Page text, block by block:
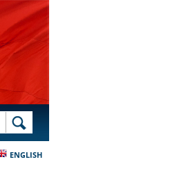
TÌM KIẾM
ENGLISH